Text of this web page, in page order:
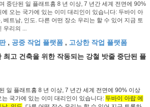
중단된 일 플래트홈 8 년 이상, 7 년간 세계 전면에 90%
오는 국가에 있는 이미 대리인이 있습니다: 두바이 아
베트남, 인도. 다른 어떤 장소 우리는 할 수 있어 지금 토
우리의 ...
, 공중 작업 플랫폼 , 고상한 작업 플랫폼
최고 건축을 위한 작동되는 강철 밧줄 중단된 플
일 플래트홈 8 년 이상, 7 년간 세계 전면에 90% 이상
국가에 있는 이미 대리인이 있습니다: 두바이 아랍 에